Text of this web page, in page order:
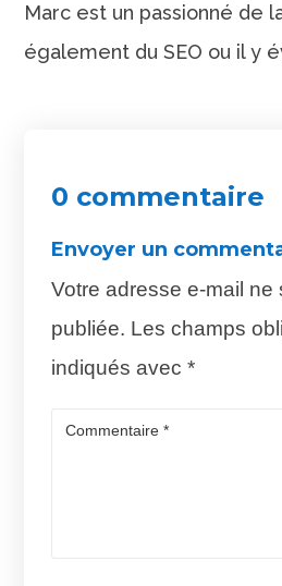
Marc est un passionné de
également du SEO ou il y
0 commentaire
Envoyer un
Votre adresse e-mail ne
publiée. Les champs
indiqués avec*